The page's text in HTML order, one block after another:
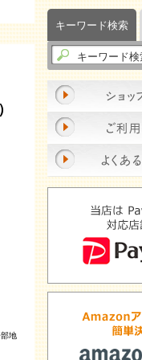
地
キーワード検索